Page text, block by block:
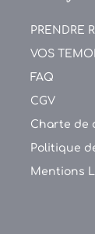
PRENDRE
VOS
FAQ
CGV
Charte de
Politique
Mentions